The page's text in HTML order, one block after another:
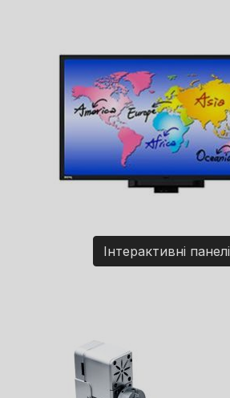
Інтерактивні панелі